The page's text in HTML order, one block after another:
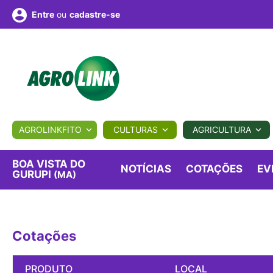
BIOLÓGICOS COTAÇÕES NOTÍCIAS
Entre ou cadastre-se
AGROLINKFITO CULTURAS AGRICULTURA
BOA VISTA DO
GURUPI (MA) NOTÍCIAS COTAÇÕES
Cotações
PRODUTO LOCAL